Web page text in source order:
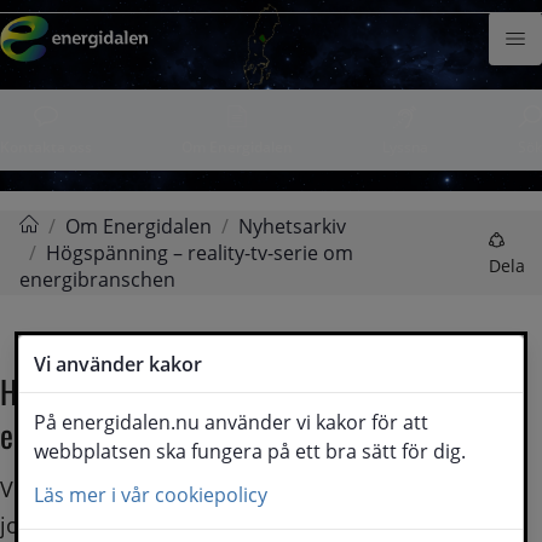
Hoppa till innehåll
Energidalen
/ Om Energidalen / Nyhetsarkiv
/ Högspänning – reality-tv-serie om
energibranschen
Dela
Högspänning – reality-tv-serie om
energibranschen
Viaplays Högspänning visar upp branschens olika
jobb. Ett av syftena med serien är att inspirera fler
Vi använder kakor
På energidalen.nu använder vi kakor för att
webbplatsen ska fungera på ett bra sätt för dig.
Läs mer i vår cookiepolicy